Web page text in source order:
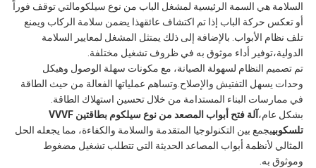
السلامة هي السمة الرئيسية لمشغل الباب من نوع سيلكومالتي توقف فوراً
أو تعكس حركة الباب إذا تم اكتشاف عائقهذا يضمن سلامة الركاب ويمنع
تلف نظام الأبواب. بالإضافة إلى ذلك يمتثل المشغل لمعايير السلامة
الدولية،توفير أداء موثوق به في ظروف تشغيل مختلفة.
تم تصميم النظام لسهولة الصيانة، مع مكونات سهلة الوصول وهيكل
وحدات يسهل التفتيش والإصلاح.وتساهم عملياتها الفعالة من حيث الطاقة
في ممارسات البناء المستدامة من خلال تحسين استهلاك الطاقة.
بشكل عام،
آلة فتح أبواب المصعد من نوع سيلكوم بطاقتين VVVF
تلسكوبييجمع بين التكنولوجيا المتقدمة والسلامة والكفاءة، مما يجعله الحل
المثالي لأنظمة أبواب المصاعد الحديثة التي تتطلب تشغيل مضغوط
وموثوق به.